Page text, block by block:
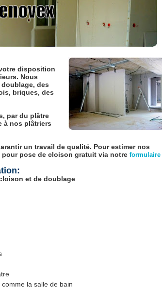
disposition
Nous
des
briques, des
par du plâtre
à nos plâtriers
un travail de qualité. Pour estimer nos
pose de cloison gratuit via notre formulaire
et de doublage
la salle de bain